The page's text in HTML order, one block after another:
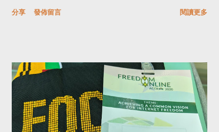
思想及行為。 就我自己所接觸到的，完全沒有辦公室的「三人以
考遠距(在家)工作和在公司裡實際參與的優缺點。 雖然我是可以
遠距工作的人，也知道遠距工作的優點，也偏好遠距工作。但遠
距工作在實際執行上的缺點也不少，而且會讓工作量和設備成
本、管理成本增加很多，這些則是許多倡導遠距工作的人不會寫
的，那些浪漫文字報導的背後，證明他們很少或根本沒實際想過
分享 發佈留言 閱讀更多